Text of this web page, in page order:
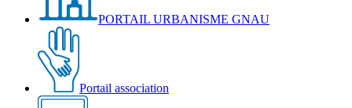
PORTAIL URBANISME GNAU
Portail association